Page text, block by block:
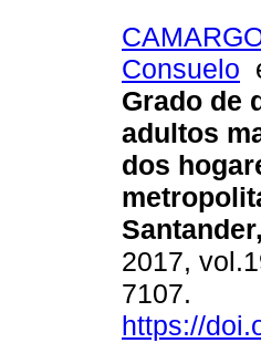
Consuelo
Grado de
adultos
dos
2017,
7107.
https://